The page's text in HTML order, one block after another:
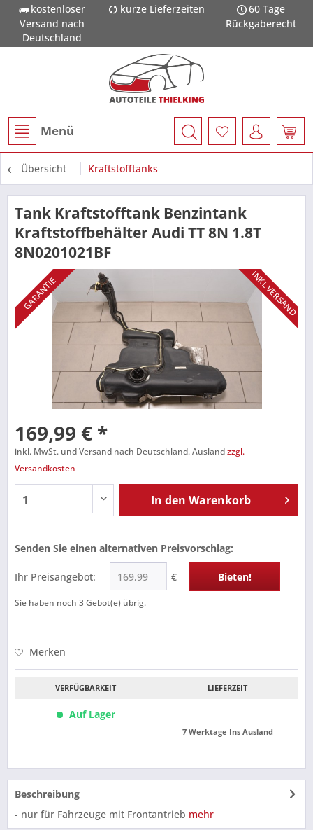
kostenloser
Versand nach
Deutschland
kurze Lieferzeiten
60 Tage
Rückgaberecht
Menü
Übersicht Kraftstofftanks
Tank Kraftstofftank Benzintank
Kraftstoffbehälter Audi TT 8N 1.8T
8N0201021BF
GARANTIE INKL VERSAND
169,99 € *
inkl. MwSt. und Versand nach Deutschland. Auslandzzgl.
Versandkosten
In den Warenkorb
Senden Sie einen alternativen Preisvorschlag:
Ihr Preisangebot: € Bieten!
Sie haben noch 3Gebot(e) übrig.
Merken
VERFÜGBARKEIT
Auf Lager
LIEFERZEIT
7 Werktage Ins Ausland
Beschreibung
- nur für Fahrzeuge mit Frontantrieb mehr